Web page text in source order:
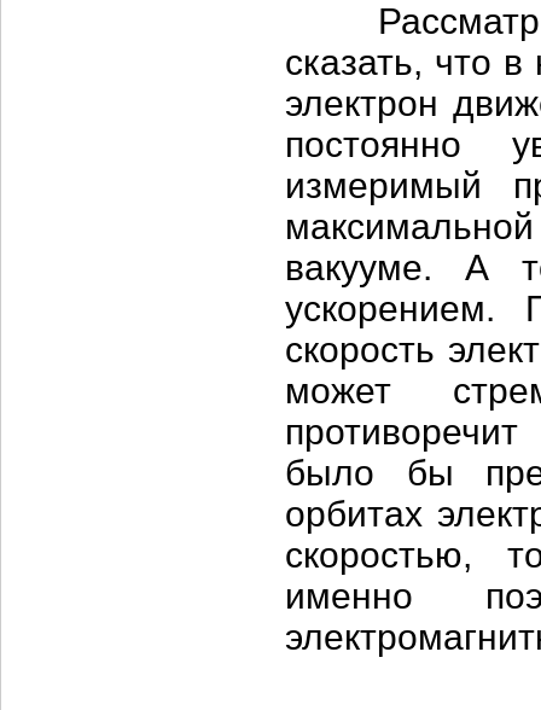
сказать, что
электрон
постоянно
измеримый
вакууме. А
ускорением.
скорость
может
было бы
орбитах
скоростью,
именно